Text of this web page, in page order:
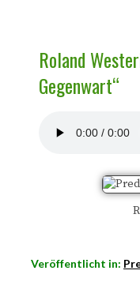
Roland
Gegenwart“
Veröffentlicht in: